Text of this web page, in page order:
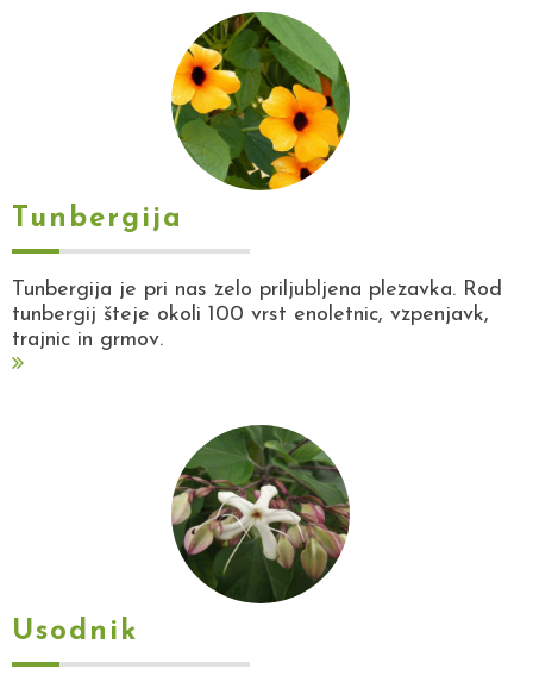
Tunbergija
Tunbergija je pri nas zelo priljubljena plezavka. Rod
tunbergij šteje okoli 100 vrst enoletnic, vzpenjavk,
trajnic in grmov.
Usodnik